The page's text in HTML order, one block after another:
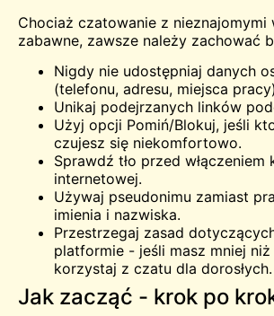
Chociaż czatowanie z nieznajomymi
zabawne, zawsze należy zachować
Nigdy nie udostępniaj danych
(telefonu, adresu, miejsca
Unikaj podejrzanych linków
Użyj opcji Pomiń/Blokuj, jeśli
czujesz się niekomfortowo.
Sprawdź tło przed włączeniem
internetowej.
Używaj pseudonimu zamiast
imienia i nazwiska.
Przestrzegaj zasad
platformie - jeśli masz mniej niż
korzystaj z czatu dla dorosłych.
Jak zacząć - krok po